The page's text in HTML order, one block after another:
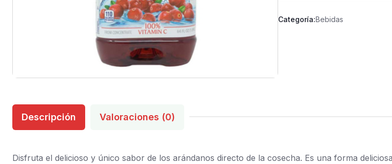
Categoría:Bebidas
Descripción Valoraciones (0)
Disfruta el delicioso y único sabor de los arándanos directo de la cosecha. Es una forma